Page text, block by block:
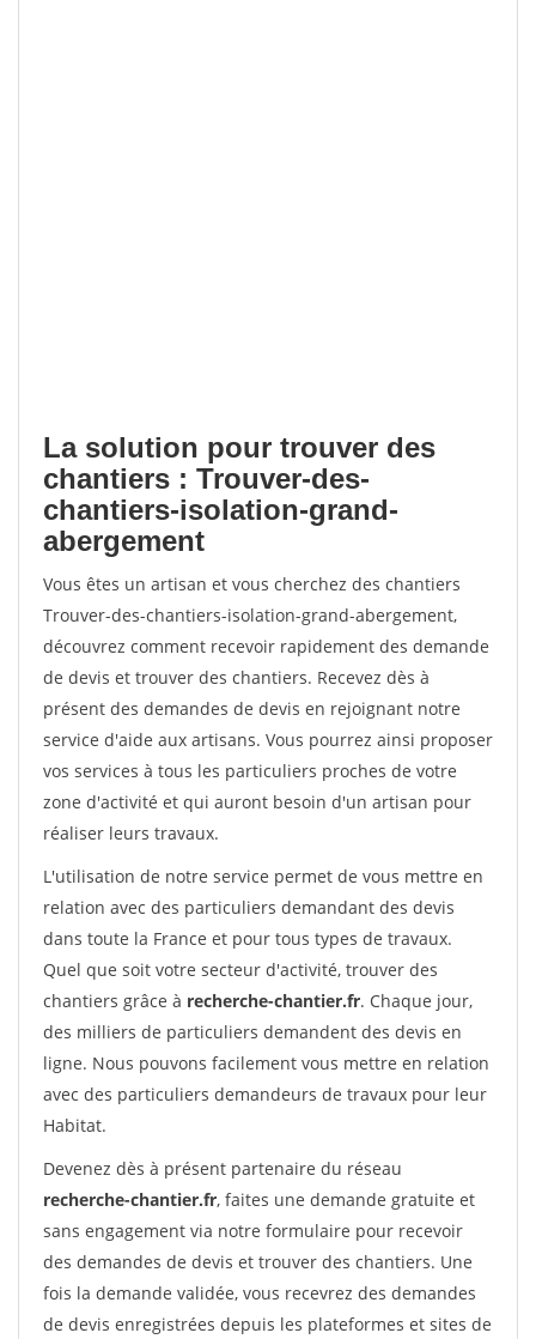
La solution pour trouver des
chantiers : Trouver-des-
chantiers-isolation-grand-
abergement
Vous êtes un artisan et vous cherchez des chantiers
Trouver-des-chantiers-isolation-grand-abergement,
découvrez comment recevoir rapidement des demande
de devis et trouver des chantiers. Recevez dès à
présent des demandes de devis en rejoignant notre
service d'aide aux artisans. Vous pourrez ainsi proposer
vos services à tous les particuliers proches de votre
zone d'activité et qui auront besoin d'un artisan pour
réaliser leurs travaux.
L'utilisation de notre service permet de vous mettre en
relation avec des particuliers demandant des devis
dans toute la France et pour tous types de travaux.
Quel que soit votre secteur d'activité, trouver des
chantiers grâce à recherche-chantier.fr. Chaque jour,
des milliers de particuliers demandent des devis en
ligne. Nous pouvons facilement vous mettre en relation
avec des particuliers demandeurs de travaux pour leur
Habitat.
Devenez dès à présent partenaire du réseau
recherche-chantier.fr, faites une demande gratuite et
sans engagement via notre formulaire pour recevoir
des demandes de devis et trouver des chantiers. Une
fois la demande validée, vous recevrez des demandes
de devis enregistrées depuis les plateformes et sites de